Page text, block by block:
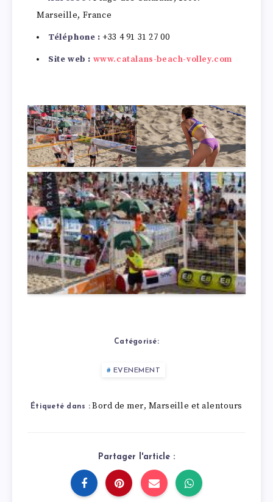
Marseille, France
Téléphone : +33 4 91 31 27 00
Site web : www.catalans-beach-volley.com
Catégorisé:
EVENEMENT
Étiqueté dans : Bord de mer, Marseille et alentours
Partager l'article :